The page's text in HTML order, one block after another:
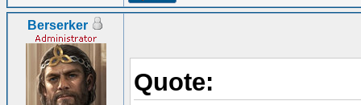
Berserker
Quote: